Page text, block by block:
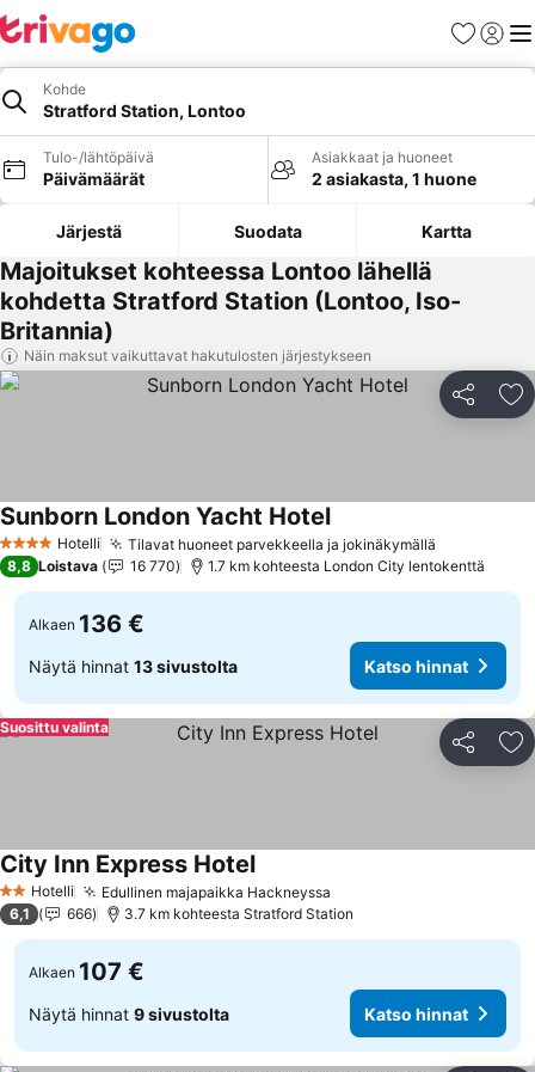
Suosikit
Kohde
Stratford Station, Lontoo
Tulo-/lähtöpäivä
Päivämäärät
Asiakkaat ja huoneet
2 asiakasta, 1 huone
Järjestä Suodata Kartta
Majoitukset kohteessa Lontoo lähellä
kohdetta Stratford Station (Lontoo, Iso-
Britannia)
Näin maksut vaikuttavat hakutulosten järjestykseen
Jaa
4 Tähtiluokitus
Hotelli Tilavat huoneet parvekkeella ja jokinäkymällä
Sunborn London Yacht Hotel
8,8 Loistava 16 770 1.7 km kohteesta London City lentokenttä
Alkaen 136 €
Näytä hinnat 13 sivustolta Katso hinnat
Jaa
Suosittu valinta
2 Tähtiluokitus
Hotelli Edullinen majapaikka Hackneyssa
City Inn Express Hotel
6,1 666 3.7 km kohteesta Stratford Station
Alkaen 107 €
Näytä hinnat 9 sivustolta Katso hinnat